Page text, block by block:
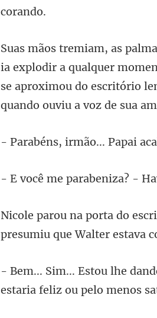
uer
se aproximou do escritório
o... Papai
estaria feliz ou pe